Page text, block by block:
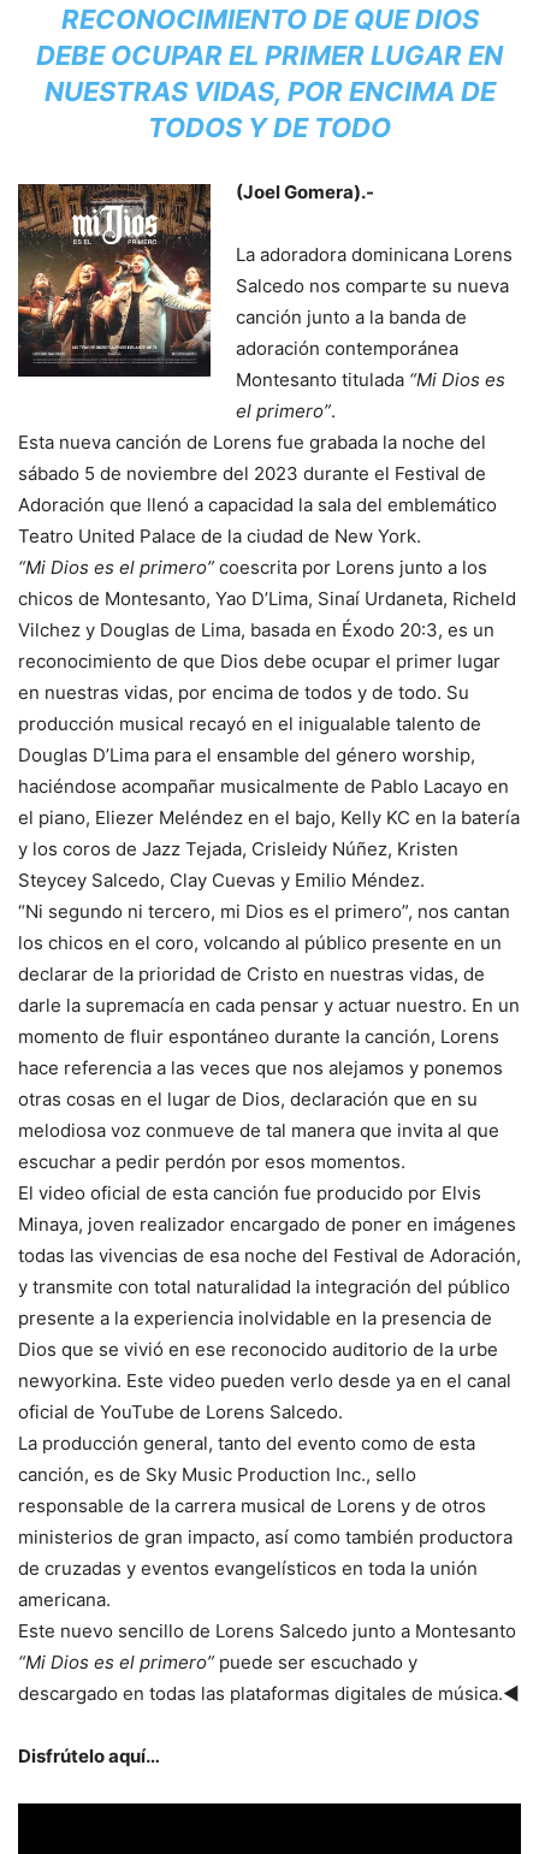
RECONOCIMIENTO DE QUE DIOS
DEBE OCUPAR EL PRIMER LUGAR EN
NUESTRAS VIDAS, POR ENCIMA DE
TODOS Y DE TODO
(Joel Gomera).-
La adoradora dominicana Lorens
Salcedo nos comparte su nueva
canción junto a la banda de
adoración contemporánea
Montesanto titulada “Mi Dios es
el primero”.
Esta nueva canción de Lorens fue grabada la noche del
sábado 5 de noviembre del 2023 durante el Festival de
Adoración que llenó a capacidad la sala del emblemático
Teatro United Palace de la ciudad de New York.
“Mi Dios es el primero” coescrita por Lorens junto a los
chicos de Montesanto, Yao D’Lima, Sinaí Urdaneta, Richeld
Vilchez y Douglas de Lima, basada en Éxodo 20:3, es un
reconocimiento de que Dios debe ocupar el primer lugar
en nuestras vidas, por encima de todos y de todo. Su
producción musical recayó en el inigualable talento de
Douglas D’Lima para el ensamble del género worship,
haciéndose acompañar musicalmente de Pablo Lacayo en
el piano, Eliezer Meléndez en el bajo, Kelly KC en la batería
y los coros de Jazz Tejada, Crisleidy Núñez, Kristen
Steycey Salcedo, Clay Cuevas y Emilio Méndez.
“Ni segundo ni tercero, mi Dios es el primero”, nos cantan
los chicos en el coro, volcando al público presente en un
declarar de la prioridad de Cristo en nuestras vidas, de
darle la supremacía en cada pensar y actuar nuestro. En un
momento de fluir espontáneo durante la canción, Lorens
hace referencia a las veces que nos alejamos y ponemos
otras cosas en el lugar de Dios, declaración que en su
melodiosa voz conmueve de tal manera que invita al que
escuchar a pedir perdón por esos momentos.
El video oficial de esta canción fue producido por Elvis
Minaya, joven realizador encargado de poner en imágenes
todas las vivencias de esa noche del Festival de Adoración,
y transmite con total naturalidad la integración del público
presente a la experiencia inolvidable en la presencia de
Dios que se vivió en ese reconocido auditorio de la urbe
newyorkina. Este video pueden verlo desde ya en el canal
oficial de YouTube de Lorens Salcedo.
La producción general, tanto del evento como de esta
canción, es de Sky Music Production Inc., sello
responsable de la carrera musical de Lorens y de otros
ministerios de gran impacto, así como también productora
de cruzadas y eventos evangelísticos en toda la unión
americana.
Este nuevo sencillo de Lorens Salcedo junto a Montesanto
“Mi Dios es el primero” puede ser escuchado y
descargado en todas las plataformas digitales de música.◄
Disfrútelo aquí…